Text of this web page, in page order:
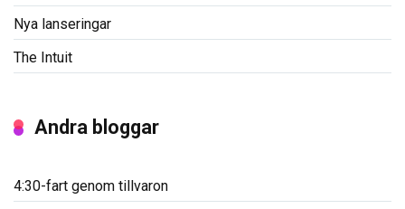
Nya lanseringar
The Intuit
Andra bloggar
4:30-fart genom tillvaron